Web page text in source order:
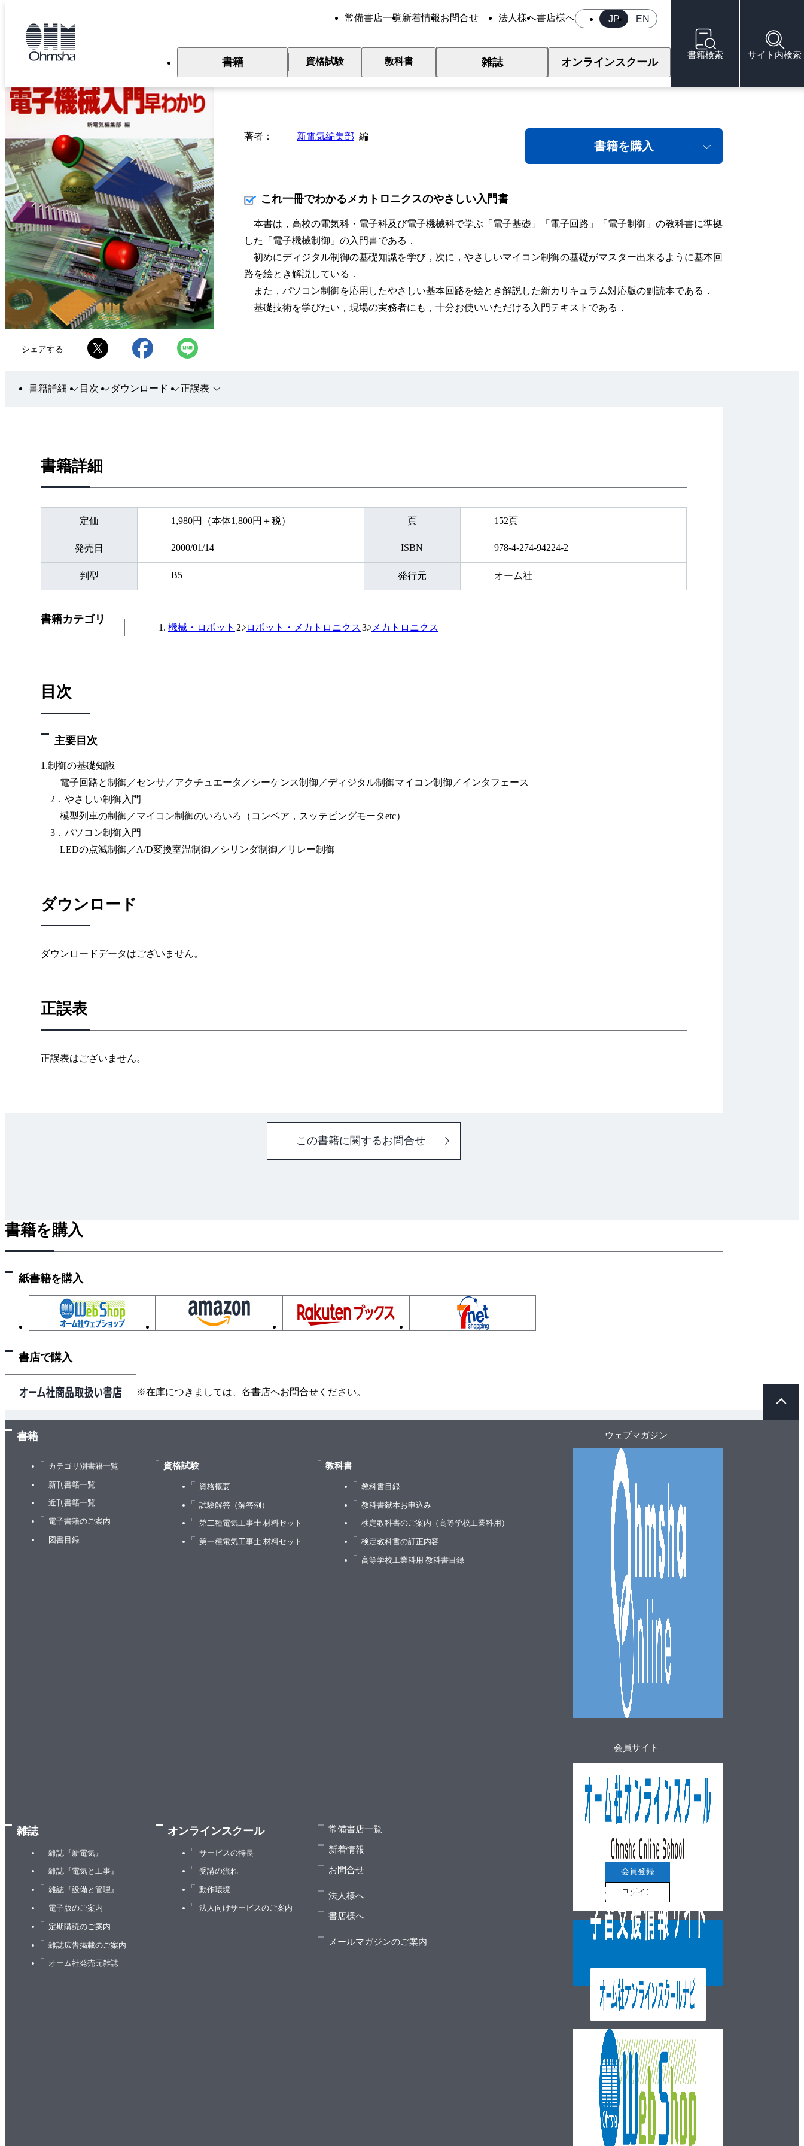
JP EN
常備書店一覧新着情報お問合せ 法人様へ書店様へ
書籍 資格試験 教科書 雑誌 オンラインスクール
書籍検索 サイト内検索
初めて学ぶ 電子機械入門早わかり
シェアする
著者 新電気編集部 編
書籍を購入
これ一冊でわかるメカトロニクスのやさしい入門書
本書は，高校の電気科・電子科及び電子機械科で学ぶ「電子基礎」「電子回路」「電子制御」の教科書に準拠
した「電子機械制御」の入門書である．
初めにディジタル制御の基礎知識を学び，次に，やさしいマイコン制御の基礎がマスター出来るように基本回
路を絵とき解説している．
また，パソコン制御を応用したやさしい基本回路を絵とき解説した新カリキュラム対応版の副読本である．
基礎技術を学びたい，現場の実務者にも，十分お使いいただける入門テキストである．
書籍詳細 目次 ダウンロード 正誤表
書籍詳細
定価 1,980円（本体1,800円＋税） 頁 152頁
発売日 2000/01/14 ISBN 978-4-274-94224-2
判型 B5 発行元 オーム社
書籍カテゴリ
機械・ロボット ロボット・メカトロニクス メカトロニクス
目次
主要目次
1.制御の基礎知識
電子回路と制御／センサ／アクチュエータ／シーケンス制御／ディジタル制御マイコン制御／インタフェース
2．やさしい制御入門
模型列車の制御／マイコン制御のいろいろ（コンベア，スッテピングモータetc）
3．パソコン制御入門
LEDの点滅制御／A/D変換室温制御／シリンダ制御／リレー制御
ダウンロード
ダウンロードデータはございません。
正誤表
正誤表はございません。
この書籍に関するお問合せ
書籍を購入
紙書籍を購入
書店で購入
※在庫につきましては、各書店へお問合せください。
書籍
カテゴリ別書籍一覧
新刊書籍一覧
近刊書籍一覧
電子書籍のご案内
図書目録
資格試験
資格概要
試験解答（解答例）
第二種電気工事士 材料セット
第一種電気工事士 材料セット
教科書
教科書目録
教科書献本お申込み
検定教科書のご案内（高等学校工業科用）
検定教科書の訂正内容
高等学校工業科用 教科書目録
雑誌
雑誌『新電気』
雑誌『電気と工事』
雑誌『設備と管理』
電子版のご案内
定期購読のご案内
雑誌広告掲載のご案内
オーム社発売元雑誌
オンラインスクール
サービスの特長
受講の流れ
動作環境
法人向けサービスのご案内
常備書店一覧
新着情報
お問合せ
法人様へ
書店様へ
メールマガジンのご案内
ウェブマガジン
会員サイト
会員登録
ログイン